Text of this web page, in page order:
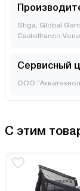
Stiga, Global
Castelfranco
Сервисный
ООО
С этим